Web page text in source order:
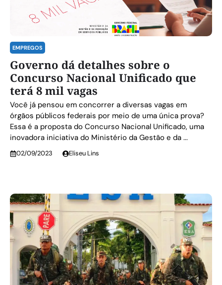
EMPREGOS
Governo dá detalhes sobre o
Concurso Nacional Unificado que
terá 8 mil vagas
Você já pensou em concorrer a diversas vagas em
órgãos públicos federais por meio de uma única prova?
Essa é a proposta do Concurso Nacional Unificado, uma
inovadora iniciativa do Ministério da Gestão e da ...
02/09/2023 Eliseu Lins